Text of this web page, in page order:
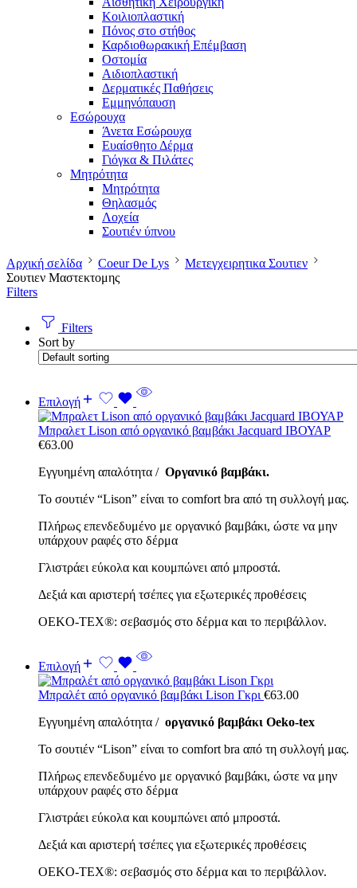
Κοιλιοπλαστική
Πόνος στο στήθος
Καρδιοθωρακική Επέμβαση
Οστομία
Αιδιοπλαστική
Δερματικές Παθήσεις
Εμμηνόπαυση
Εσώρουχα
Άνετα Εσώρουχα
Ευαίσθητο Δέρμα
Γιόγκα & Πιλάτες
Μητρότητα
Μητρότητα
Θηλασμός
Λοχεία
Σουτιέν ύπνου
Αρχική σελίδα Coeur De Lys
Μετεγχειρητικα Σουτιεν
Σουτιεν Μαστεκτομης
Filters
Filters
Sort by
Επιλογή
Μπραλετ Lison από οργανικό βαμβάκι Jacquard ΙΒΟΥΑΡ
€63.00
Εγγυημένη απαλότητα / Οργανικό βαμβάκι.
Το σουτιέν “Lison” είναι το comfort bra από τη συλλογή μας.
Πλήρως επενδεδυμένο με οργανικό βαμβάκι, ώστε να μην
υπάρχουν ραφές στο δέρμα
Γλιστράει εύκολα και κουμπώνει από μπροστά.
Δεξιά και αριστερή τσέπες για εξωτερικές προθέσεις
OEKO-TEX®: σεβασμός στο δέρμα και το περιβάλλον.
Επιλογή
Μπραλέτ από οργανικό βαμβάκι Lison Γκρι €63.00
Εγγυημένη απαλότητα / οργανικό βαμβάκι Oeko-tex
Το σουτιέν “Lison” είναι το comfort bra από τη συλλογή μας.
Πλήρως επενδεδυμένο με οργανικό βαμβάκι, ώστε να μην
υπάρχουν ραφές στο δέρμα
Γλιστράει εύκολα και κουμπώνει από μπροστά.
Δεξιά και αριστερή τσέπες για εξωτερικές προθέσεις
OEKO-TEX®: σεβασμός στο δέρμα και το περιβάλλον.